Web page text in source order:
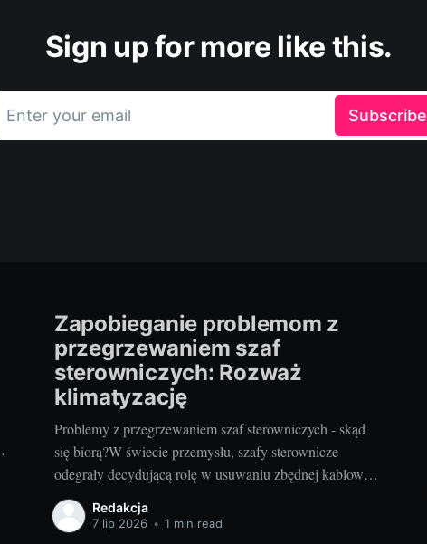
Sign up for more like this.
Enter your email Subscribe
Zapobieganie problemom z
przegrzewaniem szaf
sterowniczych: Rozważ
klimatyzację
Problemy z przegrzewaniem szaf sterowniczych - skąd
się biorą?W świecie przemysłu, szafy sterownicze
odegrały decydującą rolę w usuwaniu zbędnej kablowej
bałaganu, oferując lepszą organizację komponentów
elektrycznych oraz zapewniając bezpieczeństwo dla
Redakcja
7 lip 2026 • 1 min read